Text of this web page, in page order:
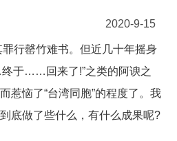
2020-9-15
行罄竹难书。但近几十年摇身
终于……回来了!”之类的阿谀之
惹恼了“台湾同胞”的程度了。我
底做了些什么，有什么成果呢?